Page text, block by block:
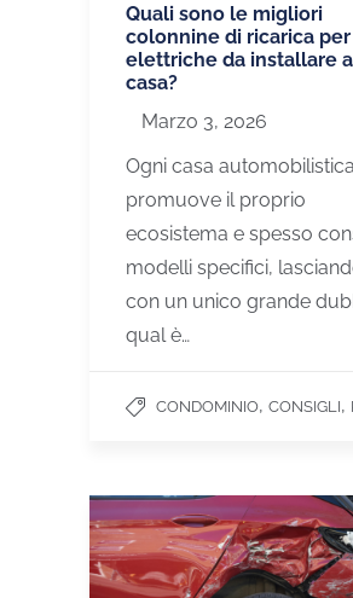
Quali sono le migliori
colonnine di ricarica
elettriche da installare a
casa?
Marzo 3, 2026
Ogni casa automobilistica
promuove il proprio
ecosistema e spesso
modelli specifici,
con un unico grande
qual è…
CONDOMINIO, CONSIGLI,